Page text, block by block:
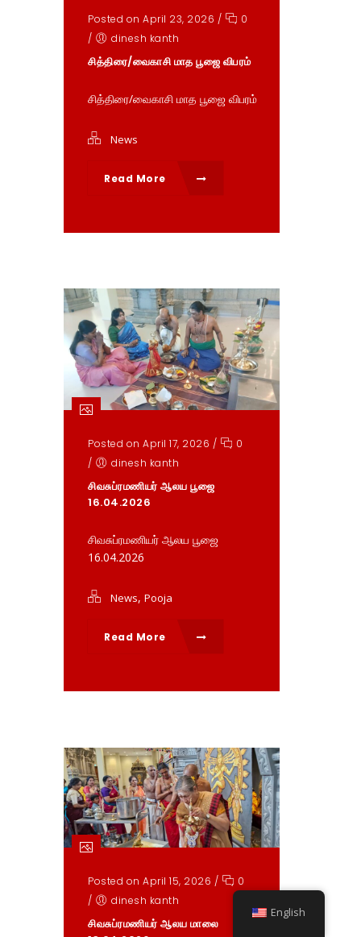
Posted on April 23, 2026 /
0
/
dinesh kanth
சித்திரை/வைகாசி மாத பூஜை விபரம்
சித்திரை/வைகாசி மாத பூஜை விபரம்
News
Read More
Posted on April 17, 2026 /
0
/
dinesh kanth
சிவசுப்ரமணியர் ஆலய பூஜை
16.04.2026
சிவசுப்ரமணியர் ஆலய பூஜை
16.04.2026
News, Pooja
Read More
Posted on April 15, 2026 /
0
/
dinesh kanth
சிவசுப்ரமணியர் ஆலய மாலை
English